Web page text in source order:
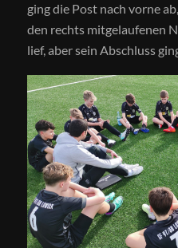
ging die Post nach vorne
den rechts mitgelaufenen
lief, aber sein Abschluss